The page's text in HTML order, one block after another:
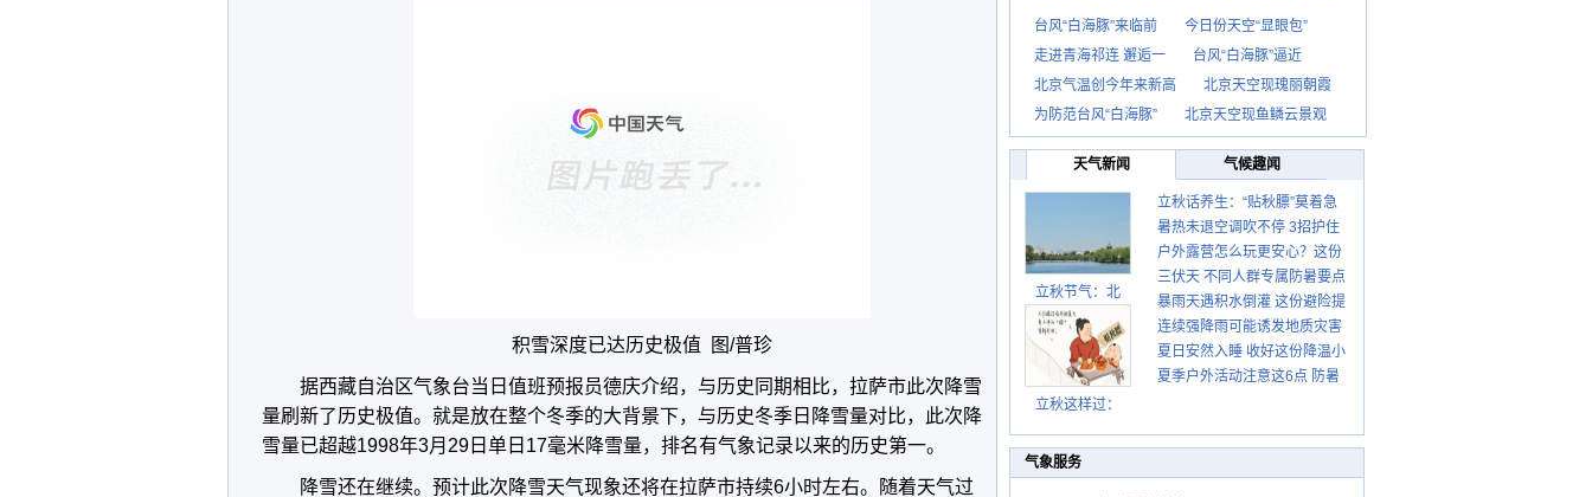
积雪深度已达历史极值 图/普珍
据西藏自治区气象台当日值班预报员德庆介绍，与历史同期相比，拉萨市此次降雪
量刷新了历史极值。就是放在整个冬季的大背景下，与历史冬季日降雪量对比，此次降
雪量已超越1998年3月29日单日17毫米降雪量，排名有气象记录以来的历史第一。
降雪还在继续。预计此次降雪天气现象还将在拉萨市持续6小时左右。随着天气过
台风“白海豚”来临前
今日份天空“显眼包”
走进青海祁连 邂逅一
台风“白海豚”逼近
北京气温创今年来新高
北京天空现瑰丽朝霞
为防范台风“白海豚”
北京天空现鱼鳞云景观
天气新闻 气候趣闻
立秋节气：北
立秋这样过：
立秋话养生：“贴秋膘”莫着急
先清暑再防燥
暑热未退空调吹不停 3招护住
肩颈不酸痛
户外露营怎么玩更安心？这份
攻略请收好
三伏天 不同人群专属防暑要点
请收好
暴雨天遇积水倒灌 这份避险提
示请收好
连续强降雨可能诱发地质灾害
这些前兆要知道
夏日安然入睡 收好这份降温小
贴士
夏季户外活动注意这6点 防暑
气象服务